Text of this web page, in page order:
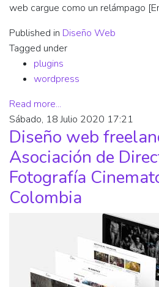
web cargue como un relámpago
Published in Diseño Web
Tagged under
plugins
wordpress
Read more...
Sábado, 18 Julio 2020 17:21
Diseño web
Asociación de
Fotografía
Colombia